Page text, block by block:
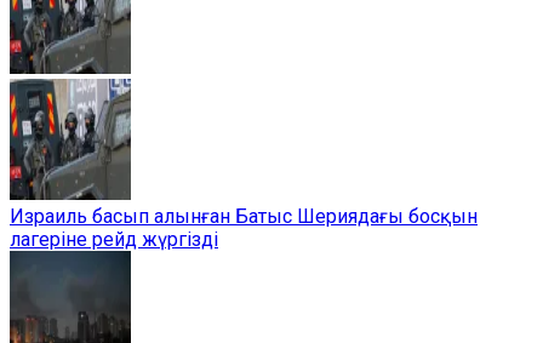
Израиль басып алынған Батыс Шериядағы босқын
лагеріне рейд жүргізді